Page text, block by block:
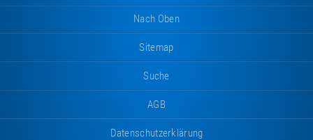
Nach Oben
Sitemap
Suche
AGB
Datenschutzerklärung